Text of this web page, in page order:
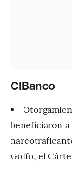
CIBanco
beneficiaron
Golfo, el